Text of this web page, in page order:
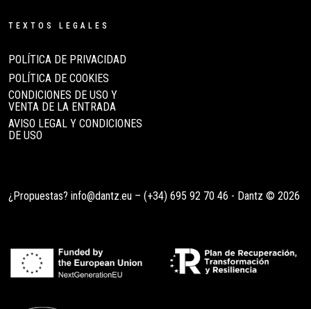
TEXTOS LEGALES
POLÍTICA DE PRIVACIDAD
POLÍTICA DE COOKIES
CONDICIONES DE USO Y
VENTA DE LA ENTRADA
AVISO LEGAL Y CONDICIONES
DE USO
¿Propuestas? info@dantz.eu – (+34) 695 92 70 46 - Dantz © 2026